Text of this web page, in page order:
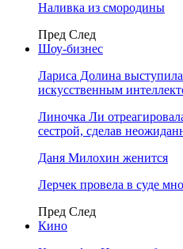
Наливка из смородины
Пред След
Шоу-бизнес
Лариса Долина
искусственным
Линочка Ли
сестрой, сделав
Даня Милохин женится
Лерчек провела в суде
Пред След
Кино